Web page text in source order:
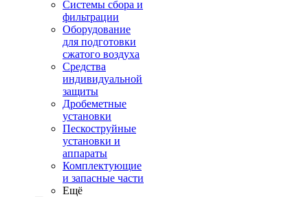
Системы сбора и
фильтрации
Оборудование
для подготовки
сжатого воздуха
Средства
индивидуальной
защиты
Дробеметные
установки
Пескоструйные
установки и
аппараты
Комплектующие
и запасные части
Ещё